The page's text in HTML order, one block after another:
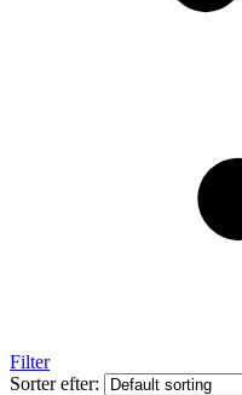
Filter
Sorter efter: